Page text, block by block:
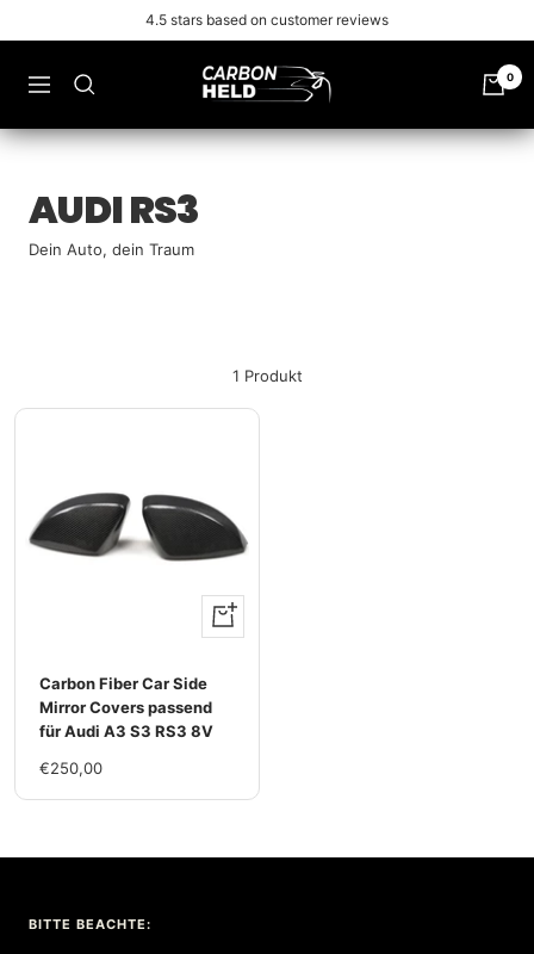
Inhalt
4.5 stars based on customer reviews
Navigation
Carbonheld 0
AUDI RS3
Dein Auto, dein Traum
1 Produkt
+
Hinzufügen
Carbon Fiber Car Side
Mirror Covers passend
für Audi A3 S3 RS3 8V
Im
€250,00
BITTE BEACHTE: